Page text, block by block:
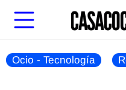
Ocio - Tecnología